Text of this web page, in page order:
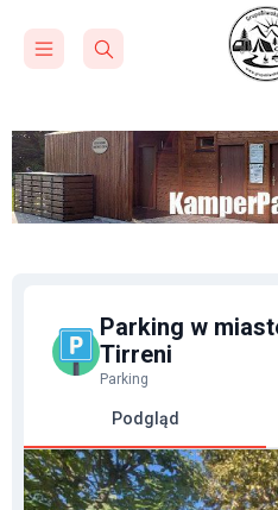
Parking w
Tirreni
Parking
Podgląd